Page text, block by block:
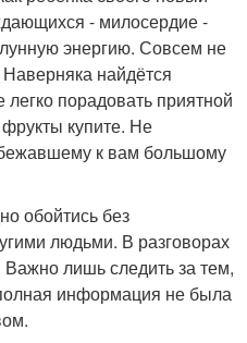
- милосердие -
энергию. Совсем не
найдётся
порадовать приятной
купите. Не
к вам большому
обойтись без
людьми. В разговорах
лишь следить за тем,
информация не была